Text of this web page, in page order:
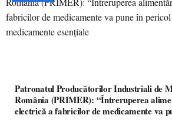
Patronatul Producătorilor Industriali de
România (PRIMER): “Întreruperea
electrică a fabricilor de medicamente va